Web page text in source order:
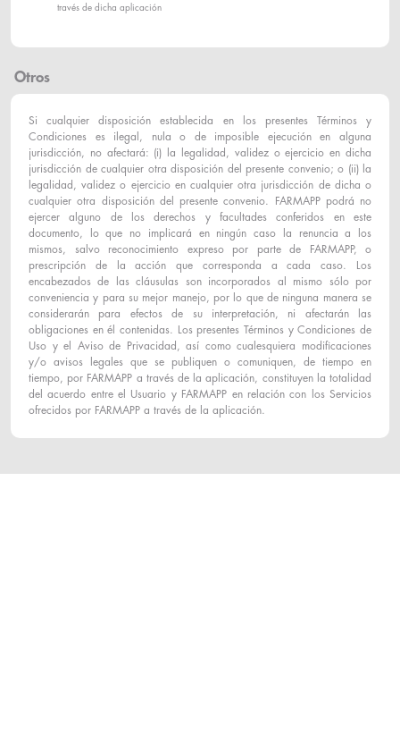
través de dicha aplicación
Otros
Si cualquier disposición establecida en los presentes Términos y
Condiciones es ilegal, nula o de imposible ejecución en alguna
jurisdicción, no afectará: (i) la legalidad, validez o ejercicio en dicha
jurisdicción de cualquier otra disposición del presente convenio; o (ii) la
legalidad, validez o ejercicio en cualquier otra jurisdicción de dicha o
cualquier otra disposición del presente convenio. FARMAPP podrá no
ejercer alguno de los derechos y facultades conferidos en este
documento, lo que no implicará en ningún caso la renuncia a los
mismos, salvo reconocimiento expreso por parte de FARMAPP, o
prescripción de la acción que corresponda a cada caso. Los
encabezados de las cláusulas son incorporados al mismo sólo por
conveniencia y para su mejor manejo, por lo que de ninguna manera se
considerarán para efectos de su interpretación, ni afectarán las
obligaciones en él contenidas. Los presentes Términos y Condiciones de
Uso y el Aviso de Privacidad, así como cualesquiera modificaciones
y/o avisos legales que se publiquen o comuniquen, de tiempo en
tiempo, por FARMAPP a través de la aplicación, constituyen la totalidad
del acuerdo entre el Usuario y FARMAPP en relación con los Servicios
ofrecidos por FARMAPP a través de la aplicación.